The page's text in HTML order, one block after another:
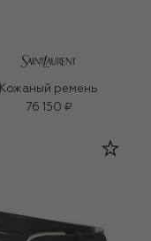
Кожаный ремень
76 150 ₽